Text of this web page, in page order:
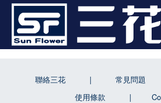
聯絡三花 常見問題
使用條款